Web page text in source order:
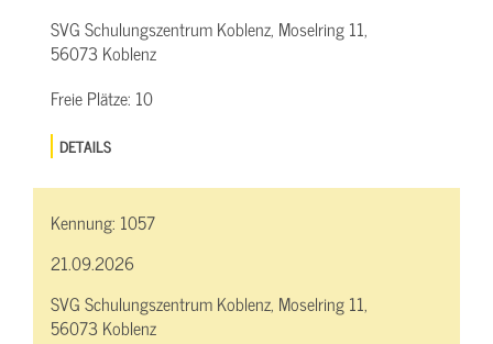
SVG Schulungszentrum Koblenz, Moselring 11,
56073 Koblenz
Freie Plätze: 10
DETAILS
Kennung: 1057
21.09.2026
SVG Schulungszentrum Koblenz, Moselring 11,
56073 Koblenz